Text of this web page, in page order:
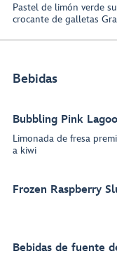
Pastel de limón verde
crocante de galletas
Bebidas
Bubbling Pink
Limonada de fresa
a kiwi
Frozen Raspberry
Bebidas de fuente